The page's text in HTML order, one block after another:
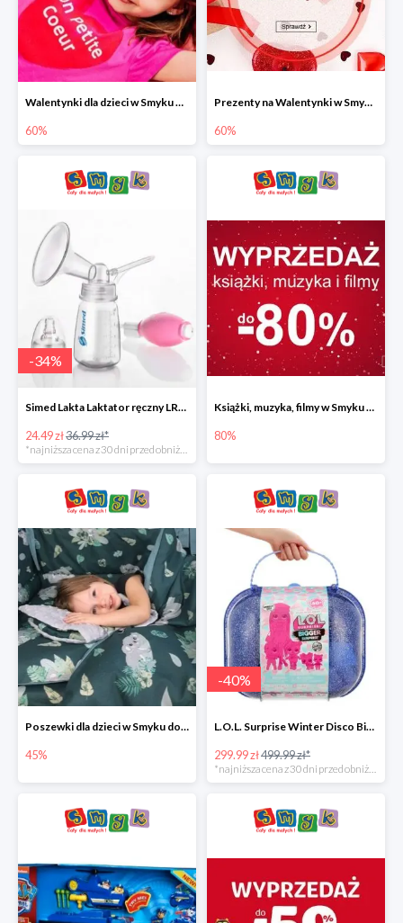
Walentynki dla dzieci w Smyku do -60%
60%
Prezenty na Walentynki w Smyku do -60%
60%
-34%
Simed Lakta Laktator ręczny LR-8 -34%
24.49 zł36.99 zł*
*najniższa cena z 30 dni przed obniżką
Książki, muzyka, filmy w Smyku do -80%
80%
Poszewki dla dzieci w Smyku do -45%
45%
-40%
L.O.L. Surprise Winter Disco Bigger Surprise Zestaw laleczek w walizce -40%
299.99 zł499.99 zł*